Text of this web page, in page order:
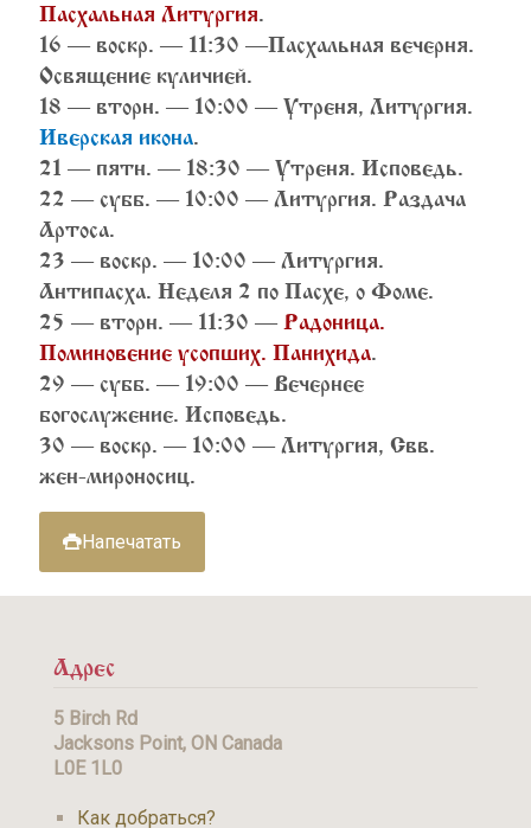
Пасхальная Литургия
16 — воскр. — 11:30 —Пасхальная вечерня.
Освящение куличией.
18 — вторн. — 10:00 — Утреня, Литургия.
Иверская икона
21 — пятн. — 18:30 — Утреня. Исповедь.
22 — субб. — 10:00 — Литургия. Раздача
Артоса.
23 — воскр. — 10:00 — Литургия.
Антипасха. Неделя 2 по Пасхе, о Фоме.
25 — вторн. — 11:30 — Радоница.
Поминовение усопших. Панихида
29 — субб. — 19:00 — Вечернее
богослужение. Исповедь.
30 — воскр. — 10:00 — Литургия, Свв.
жен-мироносиц.
Напечатать
Адрес
5 Birch Rd
Jacksons Point, ON Canada
L0E 1L0
Как добраться?